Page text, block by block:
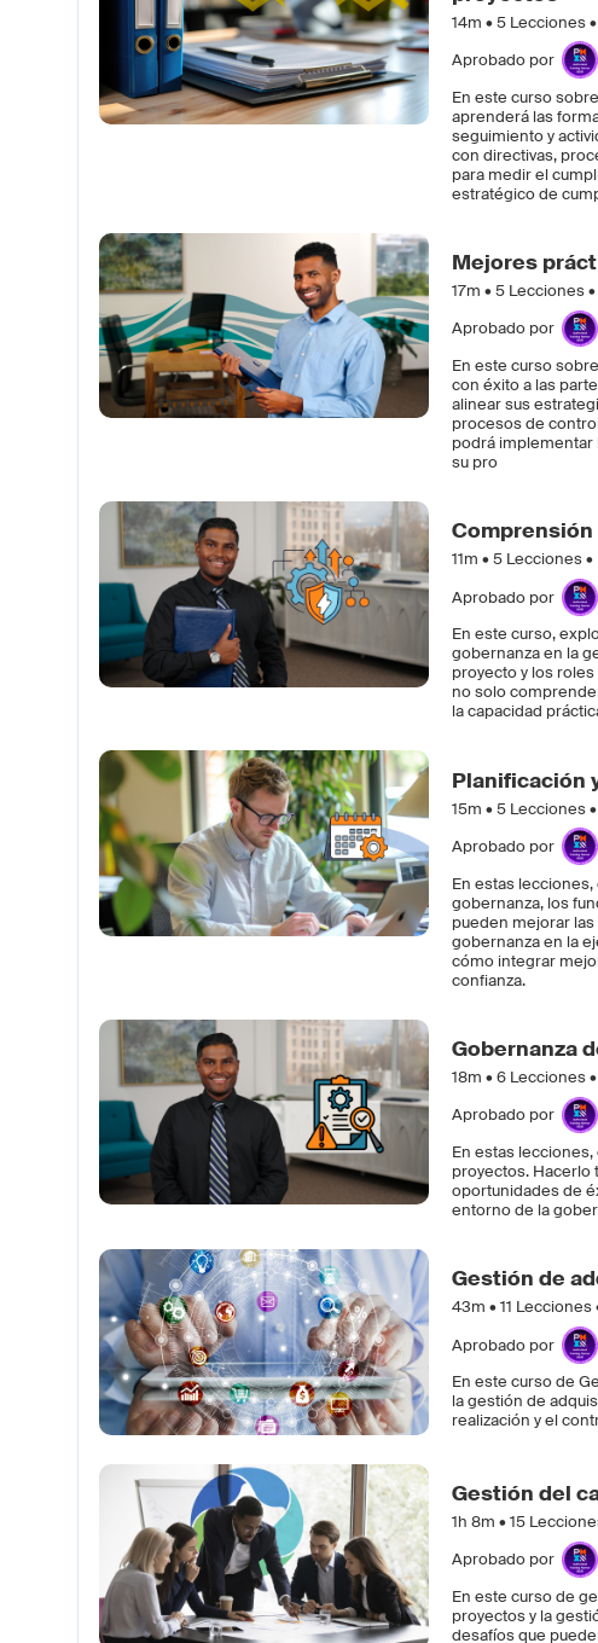
14m •5Lecciones
Aprobado por
En este curso
aprenderá las
seguimiento y
con directivas,
para medir el
estratégico de
Mejores
17m •5Lecciones •
Aprobado por
En este curso
con éxito a las
alinear sus
procesos de
podrá implementar
su pro
Comprensión
11m •5Lecciones •
Aprobado por
En este curso,
gobernanza en la
proyecto y los
no solo
la capacidad
Planificación
15m •5Lecciones
Aprobado por
En estas
gobernanza, los
pueden mejorar
gobernanza en la
cómo integrar
confianza.
Gobernanza
18m •6Lecciones
Aprobado por
En estas
proyectos. Hacerlo
oportunidades de
entorno de la
Gestión de
43m •11 Lecciones
Aprobado por
En este curso de
la gestión de
realización y el
Gestión del
1h 8m •15
Aprobado por
En este curso de
proyectos y la
desafíos que